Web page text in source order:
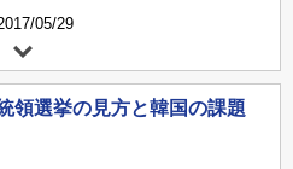
05/29
領選挙の見方と韓国の課題